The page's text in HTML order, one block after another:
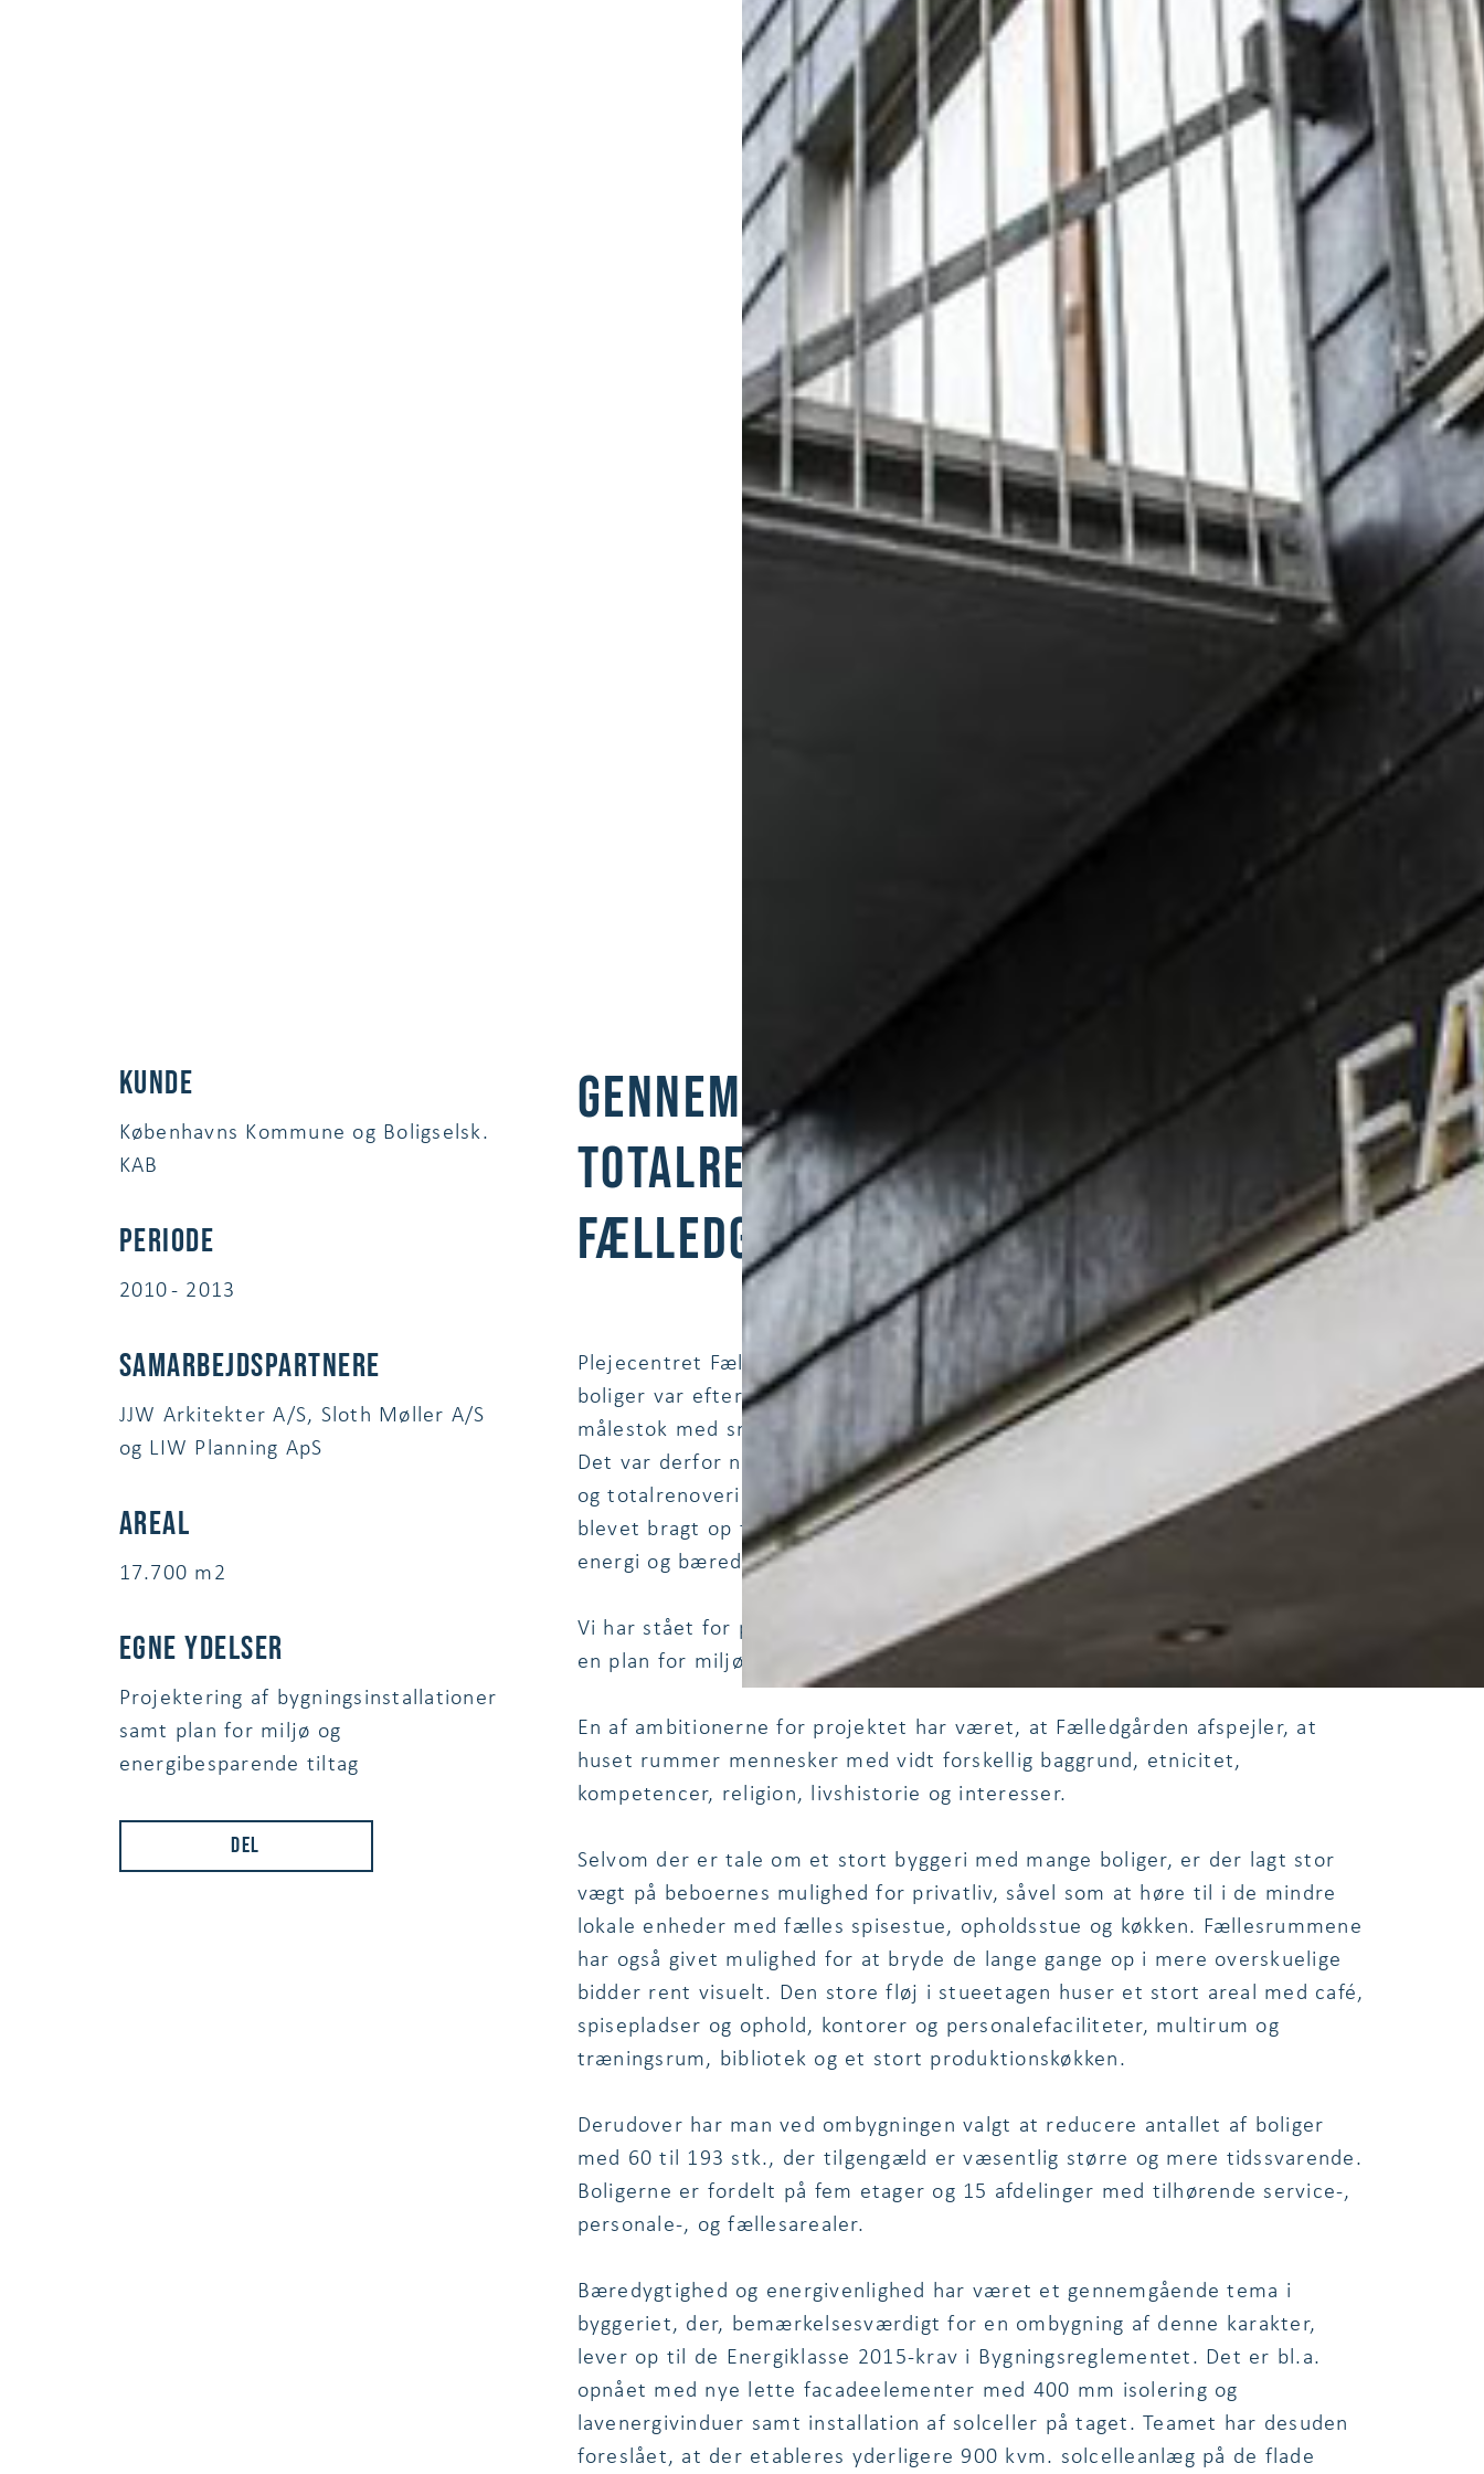
Kunde
Københavns Kommune og Boligselsk.
KAB
Periode
2010 - 2013
Samarbejdspartnere
JJW Arkitekter A/S, Sloth Møller A/S
og LIW Planning ApS
Areal
17.700 m2
egne ydelser
Projektering af bygningsinstallationer
samt plan for miljø og
energibesparende tiltag
Del
GENNEMGRIBENDE OMBYGNING OG
TOTALRENOVERING AF PLEJECENTERET
FÆLLEDGÅRDEN
Plejecentret Fælledgården er oprindelig bygget i 1970´erne. Faciliteter og
boliger var efter 30 års brug nedslidte og utidssvarende efter moderne
målestok med små boliger og lange gange, der sled unødigt på personalet.
Det var derfor nødvendigt med en fuldstændig gennemgribende ombygning
og total­renovering af plejecentret på Østerbro i København, som dermed er
blevet bragt op til nyeste standard på alle områder - ikke mindst indenfor
energi og bæredygtighed.
Vi har stået for projektering af energi, el, VVS og ventilation samt udarbejdet
en plan for miljøtiltag og energibesparende foranstaltninger ifm. driften.
En af ambitionerne for projektet har været, at Fælledgården afspejler, at
huset rummer mennesker med vidt forskellig baggrund, etnicitet,
kompetencer, religion, livshistorie og interesser.
Selvom der er tale om et stort byggeri med mange boliger, er der lagt stor
vægt på beboernes mulighed for privatliv, såvel som at høre til i de mindre
lokale enheder med fælles spisestue, opholdsstue og køkken. Fællesrummene
har også givet mulighed for at bryde de lange gange op i mere overskuelige
bidder rent visuelt. Den store fløj i stueetagen huser et stort areal med café,
spisepladser og ophold, kontorer og personalefaciliteter, multirum og
træningsrum, bibliotek og et stort produktionskøkken.
Derudover har man ved ombygningen valgt at reducere antallet af boliger
med 60 til 193 stk., der tilgengæld er væsentlig større og mere tidssvarende.
Boligerne er fordelt på fem etager og 15 afdelinger med tilhørende service-,
personale-, og fællesarealer.
Bæredygtighed og energivenlighed har været et gennemgående tema i
byggeriet, der, bemærkelsesværdigt for en ombygning af denne karakter,
lever op til de Energiklasse 2015-krav i Bygningsreglementet. Det er bl.a.
opnået med nye lette facadeelementer med 400 mm isolering og
lavenergivinduer samt installation af solceller på taget. Teamet har desuden
foreslået, at der etableres yderligere 900 kvm. solcelleanlæg på de flade